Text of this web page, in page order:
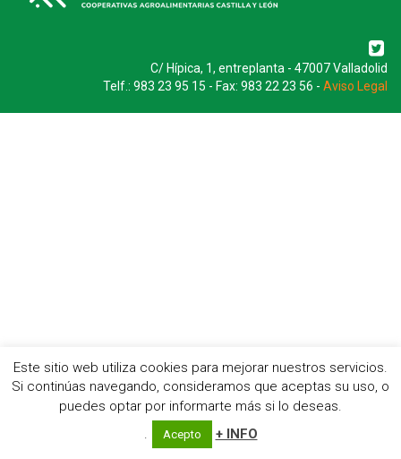
C/ Hípica, 1, entreplanta - 47007 Valladolid
Telf.: 983 23 95 15 - Fax: 983 22 23 56 - Aviso Legal
Este sitio web utiliza cookies para mejorar nuestros servicios.
Si continúas navegando, consideramos que aceptas su uso, o
puedes optar por informarte más si lo deseas.
.
Acepto + INFO